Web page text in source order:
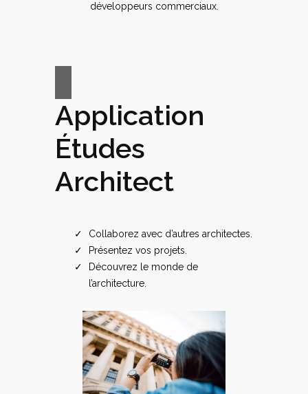
développeurs commerciaux.
Application
Études
Architect
Collaborez avec d’autres architectes.
Présentez vos projets.
Découvrez le monde de
l’architecture.